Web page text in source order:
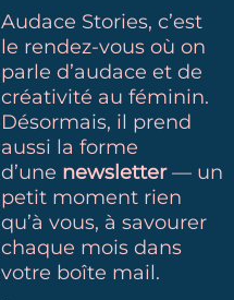
Audace Stories, c’est
le rendez-vous où on
parle d’audace et de
créativité au féminin.
Désormais, il prend
aussi la forme
d’une newsletter— un
petit moment rien
qu’à vous, à savourer
chaque mois dans
votre boîte mail.